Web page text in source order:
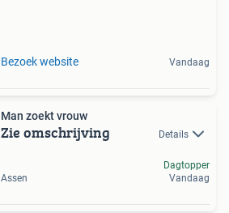
Bezoek website Vandaag
Man zoekt vrouw
Zie omschrijving Details
Assen
Dagtopper
Vandaag